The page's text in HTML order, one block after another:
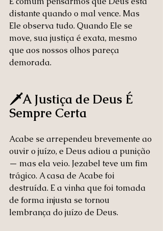
distante quando o mal vence. Mas
Ele observa tudo. Quando Ele se
move, sua justiça é exata, mesmo
que aos nossos olhos pareça
demorada.
🗡️A Justiça de Deus É
Sempre Certa
Acabe se arrependeu brevemente ao
ouvir o juízo, e Deus adiou a punição
— mas ela veio. Jezabel teve um fim
trágico. A casa de Acabe foi
destruída. E a vinha que foi tomada
de forma injusta se tornou
lembrança do juízo de Deus.